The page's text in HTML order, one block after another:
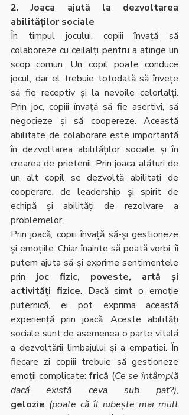
2. Joaca ajută la dezvoltarea
abilităților sociale
În timpul jocului, copiii învață să
colaboreze cu ceilalți pentru a atinge un
scop comun. Un copil poate conduce
jocul, dar el trebuie totodată să învețe
să fie receptiv și la nevoile celorlalți.
Prin joc, copiii învață să fie asertivi, să
negocieze și să coopereze. Această
abilitate de colaborare este importantă
în dezvoltarea abilităților sociale și în
crearea de prietenii. Prin joaca alături de
un alt copil se dezvoltă abilitați de
cooperare, de leadership și spirit de
echipă și abilități de rezolvare a
problemelor.
Prin joacă, copiii învață să-și gestioneze
și emoțiile. Chiar înainte să poată vorbi, îi
putem ajuta să-și exprime sentimentele
prin joc fizic, poveste, artă și
activități fizice. Dacă simt o emoție
puternică, ei pot exprima această
experiență prin joacă. Aceste abilități
sociale sunt de asemenea o parte vitală
a dezvoltării limbajului și a empatiei. În
fiecare zi copiii trebuie să gestioneze
emoții complicate: frică (Ce se întâmplă
dacă există ceva sub pat?)
gelozie (poate că îl iubește mai mult